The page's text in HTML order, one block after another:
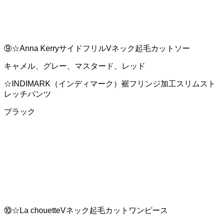
⑨☆Anna KerryサイドフリルVネック起毛カットソー
キャメル、グレー、マスタード、レッド
☆INDIMARK（インディマーク）裾フリンジ加工スリムスト
レッチパンツ
ブラック
⑩☆La chouetteVネック起毛カットワンピース